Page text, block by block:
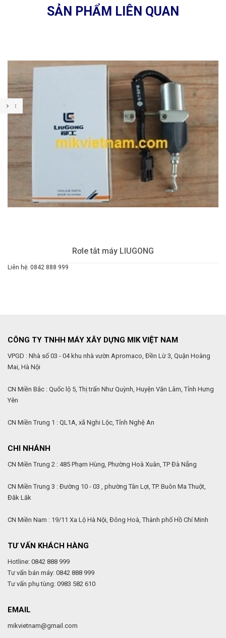
SẢN PHẨM LIÊN QUAN
Rơle tắt máy LIUGONG
Liên hệ: 0842 888 999
CÔNG TY TNHH MÁY XÂY DỰNG MIK VIỆT NAM
VPGD : Nhà số 03 - 04 khu nhà vườn Apromaco, Đền Lừ 3, Quận Hoàng
Mai, Hà Nội
CN Miền Bắc : Quốc lộ 5, Thị trấn Như Quỳnh, Huyện Văn Lâm, Tỉnh Hưng
Yên
CN Miền Trung 1 : QL1A, xã Nghi Lộc, Tỉnh Nghệ An
CHI NHÁNH
CN Miền Trung 2 : 485 Phạm Hùng, Phường Hoà Xuân, TP Đà Nẵng
CN Miền Trung 3 : Đường 10 - 03 , phường Tân Lợi, TP. Buôn Ma Thuột,
Đăk Lăk
CN Miền Nam : 19/11 Xa Lộ Hà Nội, Đông Hoà, Thành phố Hồ Chí Minh
TƯ VẤN KHÁCH HÀNG
Hotline: 0842 888 999
Tư vấn bán máy: 0842 888 999
Tư vấn phụ tùng: 0983 582 610
EMAIL
mikvietnam@gmail.com